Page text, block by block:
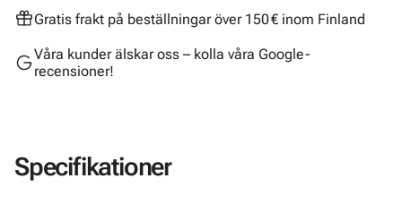
Gratis frakt på beställningar över 150 € inom Finland
Våra kunder älskar oss – kolla våra Google-
recensioner!
Specifikationer